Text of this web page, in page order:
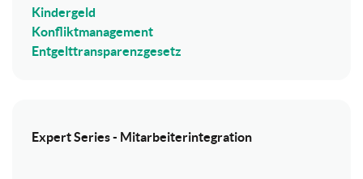
Kindergeld
Konfliktmanagement
Entgelttransparenzgesetz
Expert Series - Mitarbeiterintegration